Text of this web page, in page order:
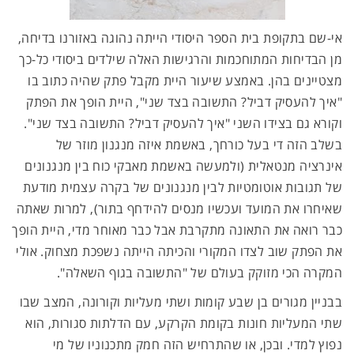
אי-שם בתקופת בית הספר היסודי הייתה נהוגה באזורנו בדיחה,
מן הבדיחות המתוחכמות והרגישות האלה שילדים ביסודי כל-כך
מצטיינים בהן. באמצע שיעור היית מקבל פתק שהיה כתוב בו
"איך להעסיק דביל? התשובה בצד שני", היית הופך את הפתק
וקורא גם בצידו השני "איך להעסיק דביל? התשובה בצד שני".
בשלב הזה די בעל כורחך, באשמת איזה מנגנון מוזר של
אינרציה מנטאלית (ולמעשה באשמת מאבקי כוח בין מנגנונים
של תגובות אוטומטיות לבין מנגנונים של בקרה עצמית מודעת
שאיחרו את המועד ועכשיו מנסים להידחף בתור), למרות שאתה
כבר רואה את התאונה מתקרבת אבל כבר מאוחר מדי, היית הופך
את הפתק שוב לצדו המקורי והכיתה הייתה נשפכת מצחוק. אולי
המקרה הכי מזוקק בעולם של "התשובה בגוף השאלה".
בבניין מגורים בן שבע קומות ושתי מעליות וקורונה, המצב שבו
שתי המעליות חונות בקומת הקרקע, עם הדלתות סגורות, הוא
נפוץ למדי. ובכן, או שהתרחיש הזה חמק מתכנוניו של מי